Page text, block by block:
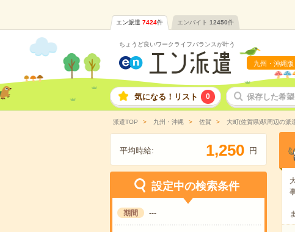
エン派遣 7424件 エンバイト 12450件
ちょうど良いワークライフバランスが叶う
九州・沖縄版
気になる！リスト 0 保存した希
派遣TOP 九州・沖縄 佐賀 大町(佐賀県)駅周辺の派
平均時給: 1,250 円
設定中の検索条件
期間 ---